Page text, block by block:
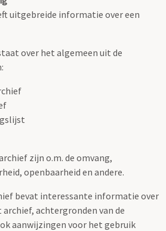
uitgebreide informatie over een
over het algemeen uit de
zijn o.m. de omvang,
openbaarheid en andere.
bevat interessante informatie over
archief, achtergronden van de
aanwijzingen voor het gebruik